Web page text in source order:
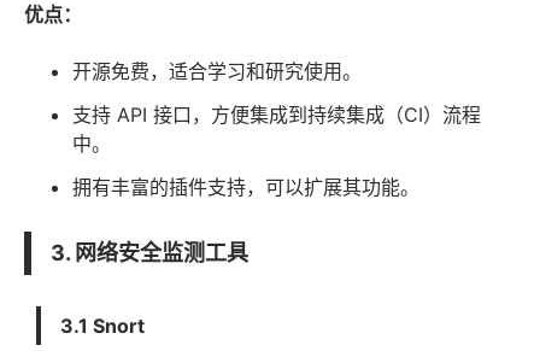
优点：
开源免费，适合学习和研究使用。
支持 API 接口，方便集成到持续集成（CI）流程
中。
拥有丰富的插件支持，可以扩展其功能。
3. 网络安全监测工具
3.1 Snort